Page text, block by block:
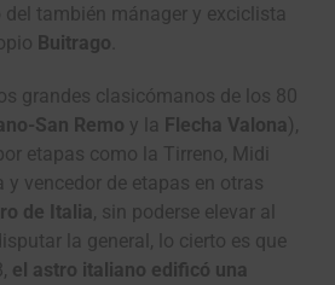
también mánager y exciclista
Buitrago
grandes clasicómanos de los 80
San Remo y la Flecha Valona),
etapas como la Tirreno, Midi
y vencedor de etapas en otras
de Italia, sin poderse elevar al
la general, lo cierto es que
el astro italiano edificó una